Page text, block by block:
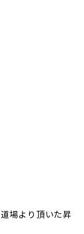
場より頂いた昇